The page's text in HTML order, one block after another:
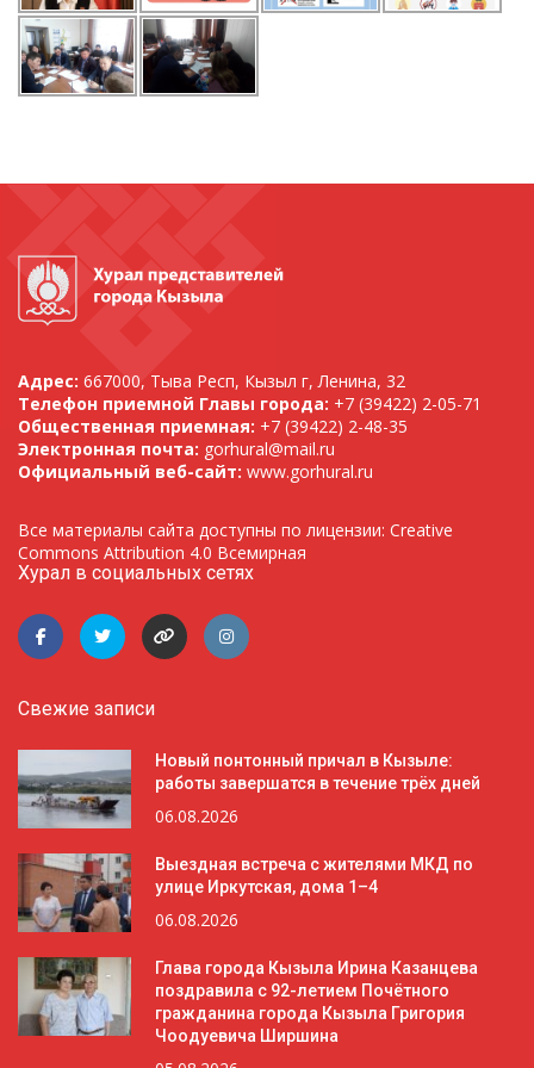
Адрес: 667000, Тыва Респ, Кызыл г, Ленина, 32
Телефон приемной Главы города: +7 (39422) 2-05-71
Общественная приемная: +7 (39422) 2-48-35
Электронная почта: gorhural@mail.ru
Официальный веб-сайт: www.gorhural.ru
Все материалы сайта доступны по лицензии: Creative
Commons Attribution 4.0 Всемирная
Хурал в социальных сетях
Свежие записи
Новый понтонный причал в Кызыле:
работы завершатся в течение трёх дней
06.08.2026
Выездная встреча с жителями МКД по
улице Иркутская, дома 1–4
06.08.2026
Глава города Кызыла Ирина Казанцева
поздравила с 92-летием Почётного
гражданина города Кызыла Григория
Чоодуевича Ширшина